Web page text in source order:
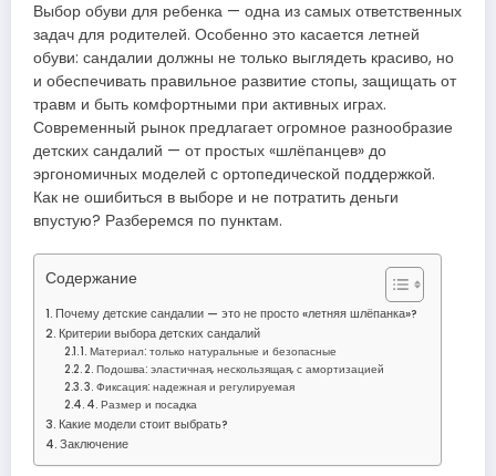
Выбор обуви для ребенка — одна из самых ответственных
задач для родителей. Особенно это касается летней
обуви: сандалии должны не только выглядеть красиво, но
и обеспечивать правильное развитие стопы, защищать от
травм и быть комфортными при активных играх.
Современный рынок предлагает огромное разнообразие
детских сандалий — от простых «шлёпанцев» до
эргономичных моделей с ортопедической поддержкой.
Как не ошибиться в выборе и не потратить деньги
впустую? Разберемся по пунктам.
Содержание
Почему детские сандалии — это не просто «летняя шлёпанка»?
Критерии выбора детских сандалий
1. Материал: только натуральные и безопасные
2. Подошва: эластичная, нескользящая, с амортизацией
3. Фиксация: надежная и регулируемая
4. Размер и посадка
Какие модели стоит выбрать?
Заключение